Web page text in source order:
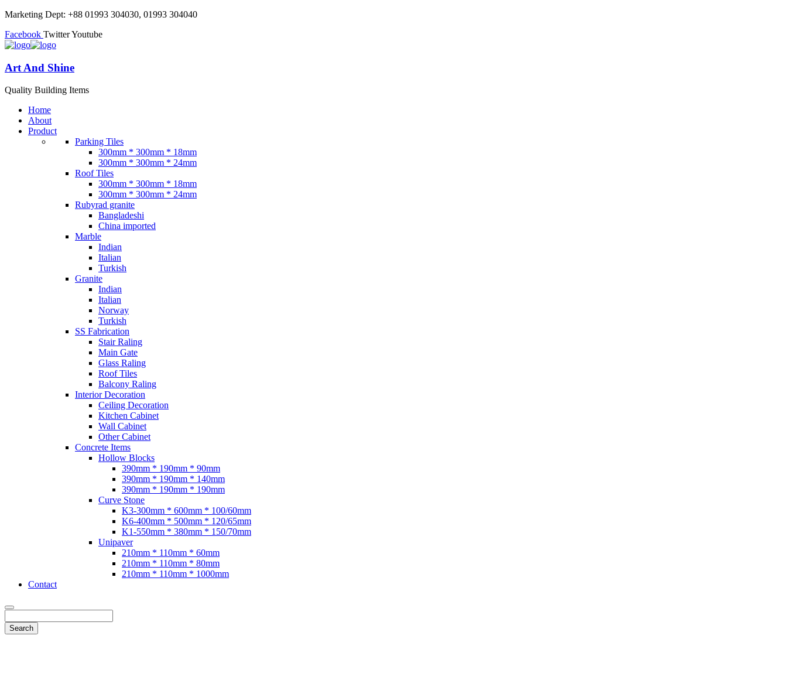
Marketing Dept: +88 01993 304030, 01993 304040
Facebook TwitterYoutube
Art And Shine
Quality Building Items
Home
About
Product
Parking Tiles
300mm * 300mm * 18mm
300mm * 300mm * 24mm
Roof Tiles
300mm * 300mm * 18mm
300mm * 300mm * 24mm
Rubyrad granite
Bangladeshi
China imported
Marble
Indian
Italian
Turkish
Granite
Indian
Italian
Norway
Turkish
SS Fabrication
Stair Raling
Main Gate
Glass Raling
Roof Tiles
Balcony Raling
Interior Decoration
Ceiling Decoration
Kitchen Cabinet
Wall Cabinet
Other Cabinet
Concrete Items
Hollow Blocks
390mm * 190mm * 90mm
390mm * 190mm * 140mm
390mm * 190mm * 190mm
Curve Stone
K3-300mm * 600mm * 100/60mm
K6-400mm * 500mm * 120/65mm
K1-550mm * 380mm * 150/70mm
Unipaver
210mm * 110mm * 60mm
210mm * 110mm * 80mm
210mm * 110mm * 1000mm
Contact